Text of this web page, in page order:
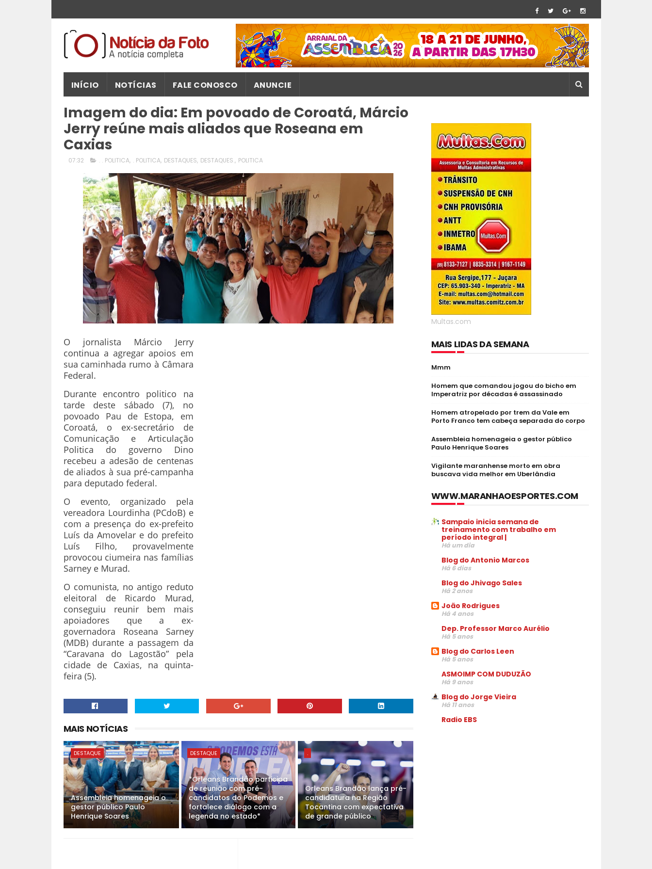
INÍCIO NOTÍCIAS FALE CONOSCO ANUNCIE
Imagem do dia: Em povoado de Coroatá, Márcio
Jerry reúne mais aliados que Roseana em
Caxias
07:32 . . POLITICA, . POLITICA, DESTAQUES, DESTAQUES., POLITICA
O jornalista Márcio Jerry
continua a agregar apoios em
sua caminhada rumo à Câmara
Federal.
Durante encontro politico na
tarde deste sábado (7), no
povoado Pau de Estopa, em
Coroatá, o ex-secretário de
Comunicação e Articulação
Politica do governo Dino
recebeu a adesão de centenas
de aliados à sua pré-campanha
para deputado federal.
O evento, organizado pela
vereadora Lourdinha (PCdoB) e
com a presença do ex-prefeito
Luís da Amovelar e do prefeito
Luís Filho, provavelmente
provocou ciumeira nas famílias
Sarney e Murad.
O comunista, no antigo reduto
eleitoral de Ricardo Murad,
conseguiu reunir bem mais
apoiadores que a ex-
governadora Roseana Sarney
(MDB) durante a passagem da
“Caravana do Lagostão” pela
cidade de Caxias, na quinta-
feira (5).
MAIS NOTÍCIAS
DESTAQUE
Assembleia homenageia o
gestor público Paulo
Henrique Soares
DESTAQUE
*Orleans Brandão participa
de reunião com pré-
candidatos do Podemos e
fortalece diálogo com a
legenda no estado*
.
Orleans Brandão lança pré-
candidatura na Região
Tocantina com expectativa
de grande público
Multas.com
MAIS LIDAS DA SEMANA
Mmm
Homem que comandou jogou do bicho em
Imperatriz por décadas é assassinado
Homem atropelado por trem da Vale em
Porto Franco tem cabeça separada do corpo
Assembleia homenageia o gestor público
Paulo Henrique Soares
Vigilante maranhense morto em obra
buscava vida melhor em Uberlândia
WWW.MARANHAOESPORTES.COM
Sampaio inicia semana de
treinamento com trabalho em
período integral |
Há um dia
Blog do Antonio Marcos
Há 6 dias
Blog do Jhivago Sales
Há 2 anos
João Rodrigues
Há 4 anos
Dep. Professor Marco Aurélio
Há 5 anos
Blog do Carlos Leen
Há 5 anos
ASMOIMP COM DUDUZÃO
Há 9 anos
Blog do Jorge Vieira
Há 11 anos
Radio EBS